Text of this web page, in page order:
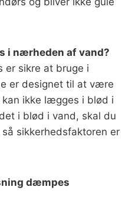
i nærheden af vand?
er sikre at bruge i
er designet til at være
ikke lægges i blød i
i blød i vand, skal du
sikkerhedsfaktoren er
dæmpes